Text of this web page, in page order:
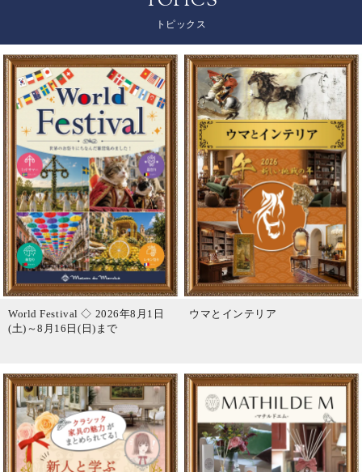
トピックス
World Festival ◇ 2026年8月1日
(土)～8月16日(日)まで
ウマとインテリア